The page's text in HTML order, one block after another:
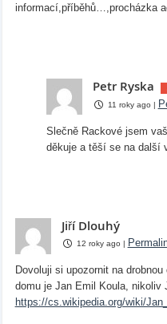
informací,příběhů…,procházka
Petr Ryska
11 roky ago |
Slečně Rackové jsem
děkuje a těší se na další
Jiří Dlouhý
12 roky ago |
Dovoluji si upozornit na
domu je Jan Emil Koula, nikoliv
https://cs.wikipedia.org/wiki/